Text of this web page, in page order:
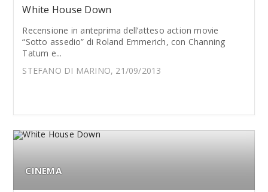
White House Down
Recensione in anteprima dell’atteso action movie
“Sotto assedio” di Roland Emmerich, con Channing
Tatum e...
STEFANO DI MARINO, 21/09/2013
CINEMA